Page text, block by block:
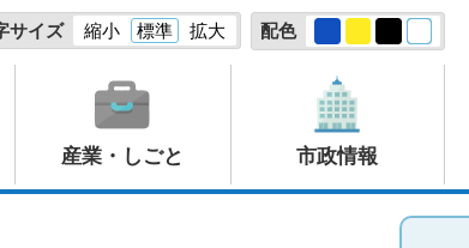
サイズ 縮小 標準 拡大 配色
産業・しごと 市政情報